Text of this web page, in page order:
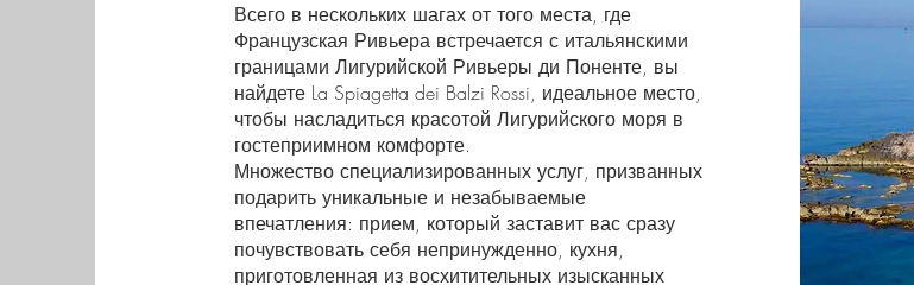
Всего в нескольких шагах от того места, где
Французская Ривьера встречается с итальянскими
границами Лигурийской Ривьеры ди Поненте, вы
найдете La Spiagetta dei Balzi Rossi, идеальное место,
чтобы насладиться красотой Лигурийского моря в
гостеприимном комфорте.
Множество специализированных услуг, призванных
подарить уникальные и незабываемые
впечатления: прием, который заставит вас сразу
почувствовать себя непринужденно, кухня,
приготовленная из восхитительных изысканных